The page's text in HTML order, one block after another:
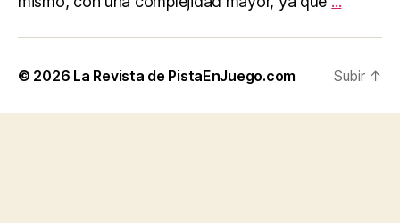
© 2026 La Revista de PistaEnJuego.com Subir ↑